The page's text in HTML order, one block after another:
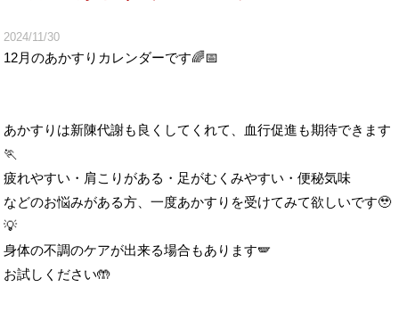
2024/11/30
12月のあかすりカレンダーです🌈📅
あかすりは新陳代謝も良くしてくれて、血行促進も期待できます
🏃
疲れやすい・肩こりがある・足がむくみやすい・便秘気味
などのお悩みがある方、一度あかすりを受けてみて欲しいです🥹
💡
身体の不調のケアが出来る場合もあります🪽
お試しください🤲